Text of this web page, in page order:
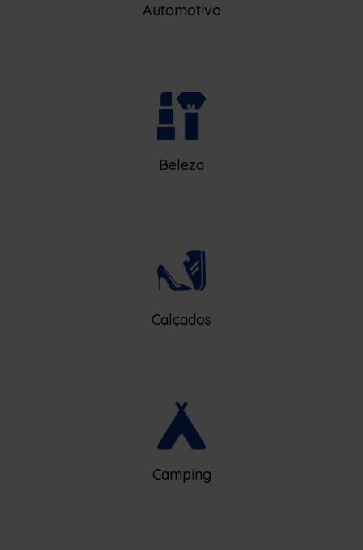
Automotivo
Beleza
Calçados
Camping